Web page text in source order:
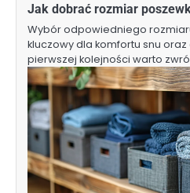
Jak dobrać rozmiar
Wybór odpowiedniego
kluczowy dla komfortu snu oraz
pierwszej kolejności warto